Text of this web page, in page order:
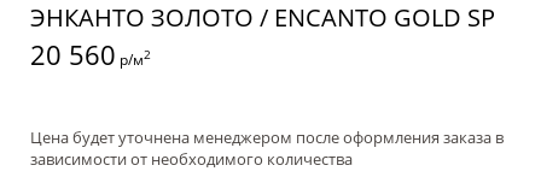
ЭНКАНТО ЗОЛОТО / ENCANTO GOLD SP
20 560 р/м2
Цена будет уточнена менеджером после оформления заказа в
зависимости от необходимого количества